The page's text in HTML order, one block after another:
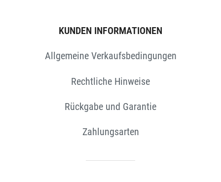
KUNDEN INFORMATIONEN
Allgemeine Verkaufsbedingungen
Rechtliche Hinweise
Rückgabe und Garantie
Zahlungsarten